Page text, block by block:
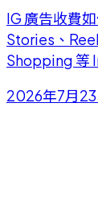
IG 廣告收費
Stories、
Shopping 等
2026年7月23